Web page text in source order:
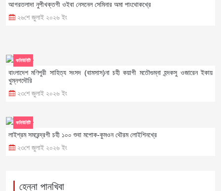
আগরতলাদা নুপীখক্তগী ওইবা নেসনেল সেমিনার অমা পাংথোকখ্রে
২৬শে জুলাই ২০২৬ ইং
বাংলাদেশ মণিপুরী সাহিত্য সংসদ (বামসাস)না চহী কয়াগী মতৌগুম্না হন্দকসু ওজারেন ইকায়
খুম্নগদৌরি
২৩শে জুলাই ২০২৬ ইং
কমিউনিটি
লাইশ্রম সমরেন্দ্রগী চহী ১০০ শুবা মপোক-কুমওন থৌরম লোইশিনখ্রে
২৩শে জুলাই ২০২৬ ইং
কমিউনিটি
হেন্না পানখিবা